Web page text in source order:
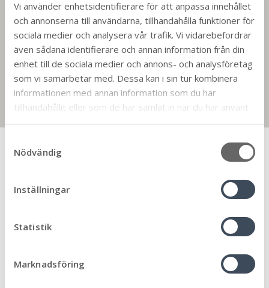
Vi använder enhetsidentifierare för att anpassa innehållet
och annonserna till användarna, tillhandahålla funktioner för
sociala medier och analysera vår trafik. Vi vidarebefordrar
även sådana identifierare och annan information från din
enhet till de sociala medier och annons- och analysföretag
som vi samarbetar med. Dessa kan i sin tur kombinera
informationen med annan information som du har
tillhandahållit eller som de har samlat in när du har använt
deras tjänster.
Nödvändig
Inställningar
Statistik
Marknadsföring
Gör det själv i Mina sidor
Felanmälan – Har du sett något som
behöver rättas till?
Nyheter
Samhällsplanering och trafik
Trafikinformation 15 augusti Ironman
2026
Så påverkas trafiken på Öland under Ironman på
lördag den 15 augusti. Räkna med längre restider